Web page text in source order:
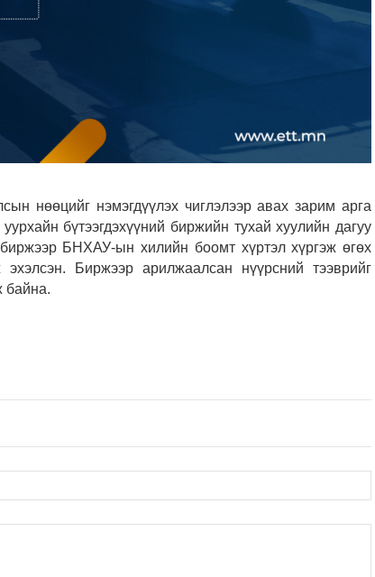
нөөцийг нэмэгдүүлэх чиглэлээр авах зарим арга
бүтээгдэхүүний биржийн тухай хуулийн дагуу
БНХАУ-ын хилийн боомт хүртэл хүргэж өгөх
Биржээр арилжаалсан нүүрсний тээврийг
байна.